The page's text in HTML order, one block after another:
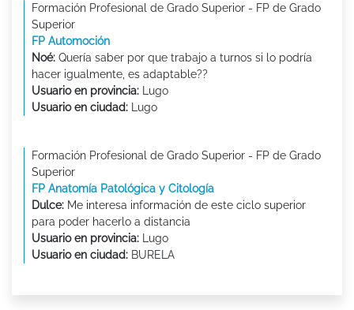
Formación Profesional de Grado Superior - FP de Grado
Superior
FP Automoción
Noé: Quería saber por que trabajo a turnos si lo podría
hacer igualmente, es adaptable??
Usuario en provincia: Lugo
Usuario en ciudad: Lugo
Formación Profesional de Grado Superior - FP de Grado
Superior
FP Anatomía Patológica y Citología
Dulce: Me interesa información de este ciclo superior
para poder hacerlo a distancia
Usuario en provincia: Lugo
Usuario en ciudad: BURELA